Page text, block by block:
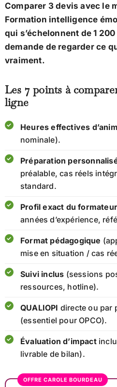
Comparer 3 devis avec le
Formation intelligence
qui s’échelonnent de 1
demande de regarder ce
vraiment.
Les 7 points à
ligne
Heures effectives
nominale).
Préparation
préalable, cas réels
standard.
Profil exact du formateur
années d’expérience,
Format pédagogique
mise en situation / cas
Suivi inclus (sessions
ressources, hotline).
QUALIOPI directe ou par
(essentiel pour OPCO).
Évaluation d’impact
livrable de bilan).
OFFRE CAROLE BOURDEAU